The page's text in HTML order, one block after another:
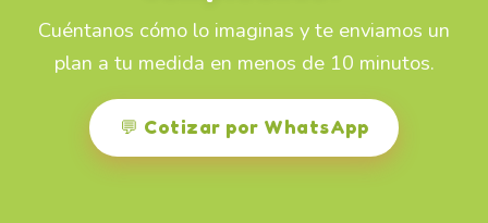
Cuéntanos cómo lo imaginas y te enviamos un
plan a tu medida en menos de 10 minutos.
💬 Cotizar por WhatsApp